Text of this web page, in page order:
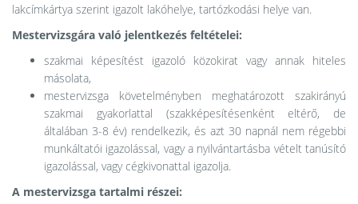
lakcímkártya szerint igazolt lakóhelye, tartózkodási helye van.
Mestervizsgára való jelentkezés feltételei:
szakmai képesítést igazoló közokirat vagy annak hiteles
másolata,
mestervizsga követelményben meghatározott szakirányú
szakmai gyakorlattal (szakképesítésenként eltérő, de
általában 3-8 év) rendelkezik, és azt 30 napnál nem régebbi
munkáltatói igazolással, vagy a nyilvántartásba vételt tanúsító
igazolással, vagy cégkivonattal igazolja.
A mestervizsga tartalmi részei: